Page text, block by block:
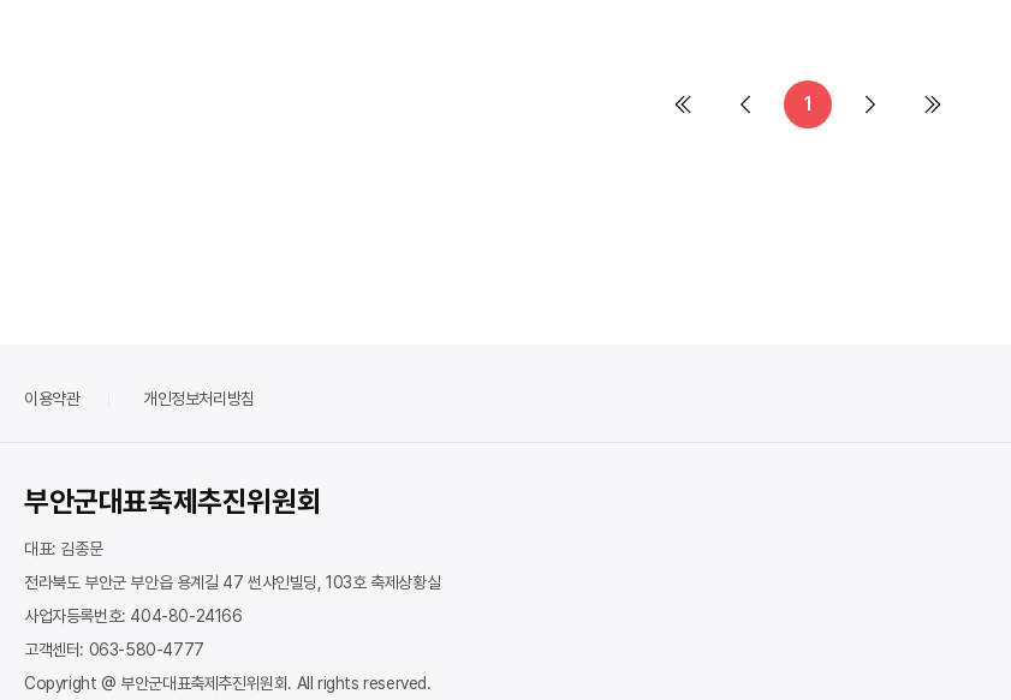
1
이용약관 개인정보처리방침
부안군대표축제추진위원회
대표: 김종문
전라북도 부안군 부안읍 용계길 47 썬샤인빌딩, 103호 축제상황실
사업자등록번호: 404-80-24166
고객센터: 063-580-4777
Copyright @ 부안군대표축제추진위원회. All rights reserved.